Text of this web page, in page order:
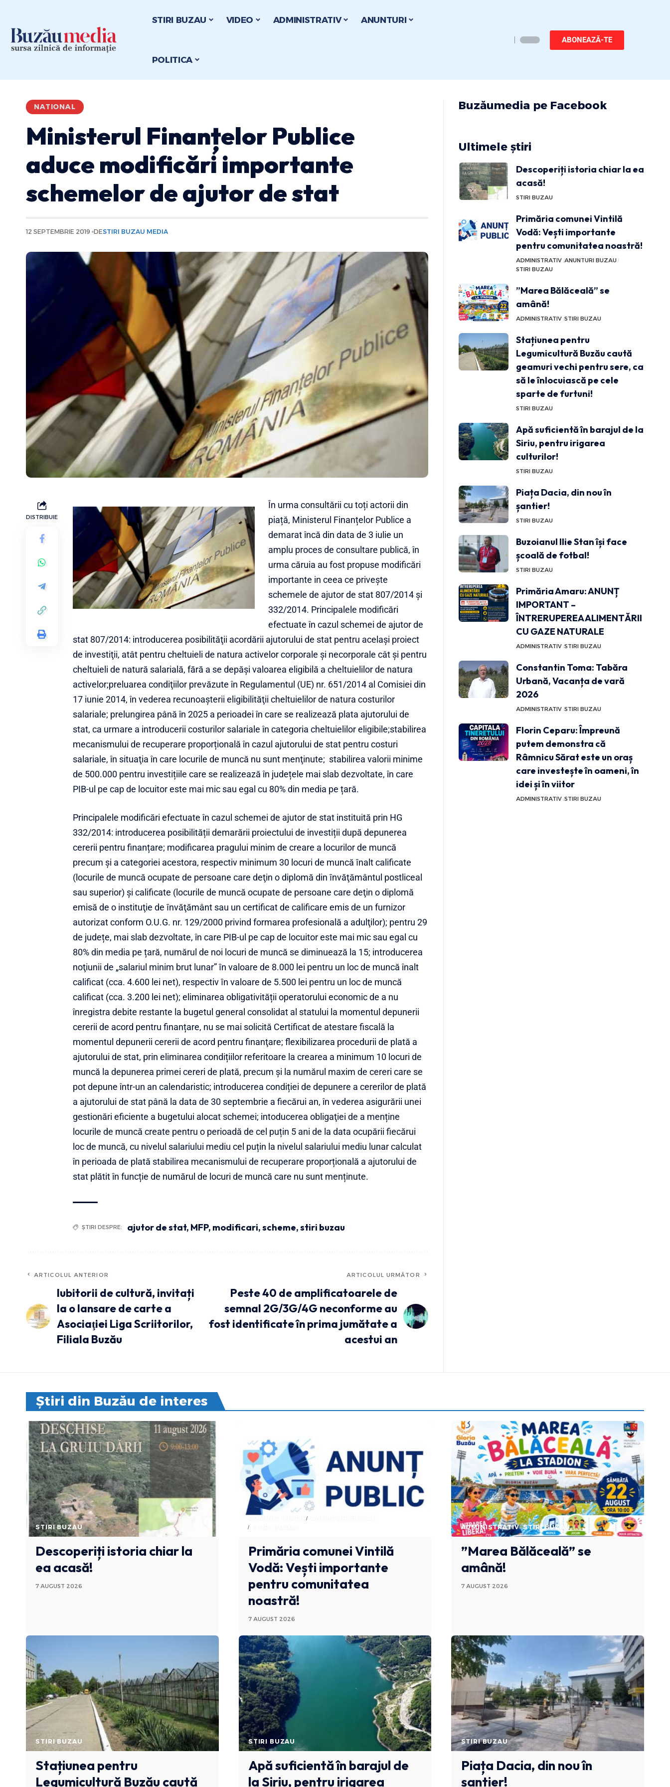
STIRI BUZAU VIDEO ADMINISTRATIV ANUNTURI
POLITICA
ABONEAZĂ-TE
NATIONAL
Ministerul Finanțelor Publice
aduce modificări importante
schemelor de ajutor de stat
12 SEPTEMBRIE 2019 DESTIRI BUZAU MEDIA
DISTRIBUIE
În urma consultării cu toți actorii din
piață, Ministerul Finanțelor Publice a
demarat încă din data de 3 iulie un
amplu proces de consultare publică, în
urma căruia au fost propuse modificări
importante in ceea ce privește
schemele de ajutor de stat 807/2014 și
332/2014. Principalele modificări
efectuate în cazul schemei de ajutor de
stat 807/2014: introducerea posibilităţii acordării ajutorului de stat pentru acelaşi proiect
de investiţii, atât pentru cheltuieli de natura activelor corporale şi necorporale cât şi pentru
cheltuieli de natură salarială, fără a se depăși valoarea eligibilă a cheltuielilor de natura
activelor;preluarea condiţiilor prevăzute în Regulamentul (UE) nr. 651/2014 al Comisiei din
17 iunie 2014, în vederea recunoaşterii eligibilităţii cheltuielilor de natura costurilor
salariale; prelungirea până în 2025 a perioadei în care se realizează plata ajutorului de
stat, ca urmare a introducerii costurilor salariale în categoria cheltuielilor eligibile;stabilirea
mecanismului de recuperare proporțională în cazul ajutorului de stat pentru costuri
salariale, în situaţia în care locurile de muncă nu sunt menţinute; stabilirea valorii minime
de 500.000 pentru investițiile care se realizează în județele mai slab dezvoltate, în care
PIB-ul pe cap de locuitor este mai mic sau egal cu 80% din media pe țară.
Principalele modificări efectuate în cazul schemei de ajutor de stat instituită prin HG
332/2014: introducerea posibilității demarării proiectului de investiții după depunerea
cererii pentru finanțare; modificarea pragului minim de creare a locurilor de muncă
precum şi a categoriei acestora, respectiv minimum 30 locuri de muncă ȋnalt calificate
(locurile de muncă ocupate de persoane care deţin o diplomă din ȋnvăţământul postliceal
sau superior) şi calificate (locurile de muncă ocupate de persoane care deţin o diplomă
emisă de o instituţie de ȋnvăţământ sau un certificat de calificare emis de un furnizor
autorizat conform O.U.G. nr. 129/2000 privind formarea profesională a adulţilor); pentru 29
de județe, mai slab dezvoltate, în care PIB-ul pe cap de locuitor este mai mic sau egal cu
80% din media pe țară, numărul de noi locuri de muncă se diminuează la 15; introducerea
noţiunii de „salariul minim brut lunar” ȋn valoare de 8.000 lei pentru un loc de muncă înalt
calificat (cca. 4.600 lei net), respectiv ȋn valoare de 5.500 lei pentru un loc de muncă
calificat (cca. 3.200 lei net); eliminarea obligativității operatorului economic de a nu
înregistra debite restante la bugetul general consolidat al statului la momentul depunerii
cererii de acord pentru finanțare, nu se mai solicită Certificat de atestare fiscală la
momentul depunerii cererii de acord pentru finanţare; flexibilizarea procedurii de plată a
ajutorului de stat, prin eliminarea condițiilor referitoare la crearea a minimum 10 locuri de
muncă la depunerea primei cereri de plată, precum și la numărul maxim de cereri care se
pot depune într-un an calendaristic; introducerea condiției de depunere a cererilor de plată
a ajutorului de stat până la data de 30 septembrie a fiecărui an, în vederea asigurării unei
gestionări eficiente a bugetului alocat schemei; intoducerea obligaţiei de a menține
locurile de muncă create pentru o perioadă de cel puțin 5 ani de la data ocupării fiecărui
loc de muncă, cu nivelul salariului mediu cel puțin la nivelul salariului mediu lunar calculat
în perioada de plată stabilirea mecanismului de recuperare proporțională a ajutorului de
stat plătit în funcție de numărul de locuri de muncă care nu sunt menținute.
ȘTIRI DESPRE: ajutor de stat, MFP, modificari,scheme,stiri buzau
ARTICOLUL ANTERIOR
Iubitorii de cultură, invitați
la o lansare de carte a
Asociaţiei Liga Scriitorilor,
Filiala Buzău
ARTICOLUL URMĂTOR
Peste 40 de amplificatoarele de
semnal 2G/3G/4G neconforme au
fost identificate în prima jumătate a
acestui an
Buzăumedia pe Facebook
Ultimele știri
Descoperiți istoria chiar la ea
acasă!
STIRI BUZAU
Primăria comunei Vintilă
Vodă: Vești importante
pentru comunitatea noastră!
ADMINISTRATIV ANUNTURI BUZAU
STIRI BUZAU
”Marea Bălăceală” se
amână!
ADMINISTRATIV STIRI BUZAU
Stațiunea pentru
Legumicultură Buzău caută
geamuri vechi pentru sere, ca
să le înlocuiască pe cele
sparte de furtuni!
STIRI BUZAU
Apă suficientă în barajul de la
Siriu, pentru irigarea
culturilor!
STIRI BUZAU
Piața Dacia, din nou în
șantier!
STIRI BUZAU
Buzoianul Ilie Stan își face
școală de fotbal!
STIRI BUZAU
Primăria Amaru: ANUNȚ
IMPORTANT –
ÎNTRERUPEREA ALIMENTĂRII
CU GAZE NATURALE
ADMINISTRATIV STIRI BUZAU
Constantin Toma: Tabăra
Urbană, Vacanța de vară
2026
ADMINISTRATIV STIRI BUZAU
Florin Ceparu: Împreună
putem demonstra că
Râmnicu Sărat este un oraș
care investește în oameni, în
idei și în viitor
ADMINISTRATIV STIRI BUZAU
Știri din Buzău de interes
STIRI BUZAU
Descoperiți istoria chiar la
ea acasă!
7 AUGUST 2026
ADMINISTRATIV
Primăria comunei Vintilă
Vodă: Vești importante
pentru comunitatea
noastră!
7 AUGUST 2026
ADMINISTRATIV STIRI BUZAU
”Marea Bălăceală” se
amână!
7 AUGUST 2026
STIRI BUZAU
Stațiunea pentru
Legumicultură Buzău caută
STIRI BUZAU
Apă suficientă în barajul de
la Siriu, pentru irigarea
STIRI BUZAU
Piața Dacia, din nou în
șantier!